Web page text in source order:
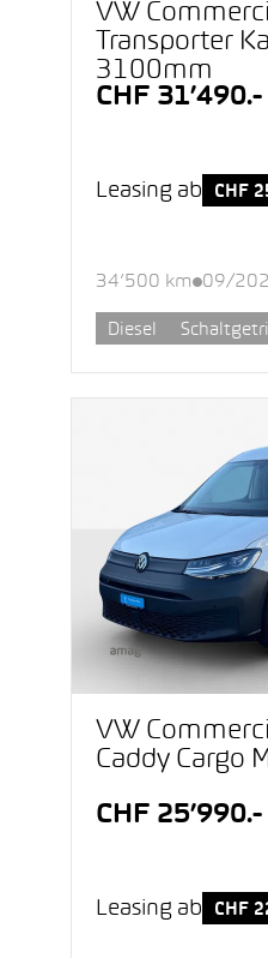
VW
Transporter
3100mm
CHF 31’490.-
Leasing ab CHF
34’500 km 09/
Diesel
VW
Caddy Cargo
CHF 25’990.-
Leasing ab CHF